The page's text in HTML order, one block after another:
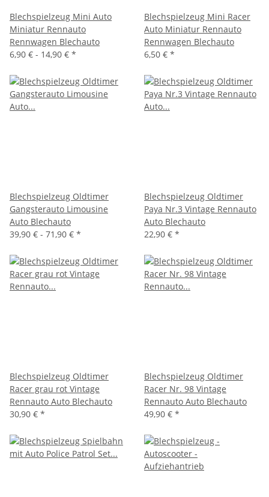
Blechspielzeug Mini Auto
Miniatur Rennauto
Rennwagen Blechauto
6,90 € - 14,90 € *
Blechspielzeug Mini Racer
Auto Miniatur Rennauto
Rennwagen Blechauto
6,50 € *
Blechspielzeug Oldtimer
Gangsterauto Limousine
Auto Blechauto
39,90 € - 71,90 € *
Blechspielzeug Oldtimer
Paya Nr.3 Vintage Rennauto
Auto Blechauto
22,90 € *
Blechspielzeug Oldtimer
Racer grau rot Vintage
Rennauto Auto Blechauto
30,90 € *
Blechspielzeug Oldtimer
Racer Nr. 98 Vintage
Rennauto Auto Blechauto
49,90 € *